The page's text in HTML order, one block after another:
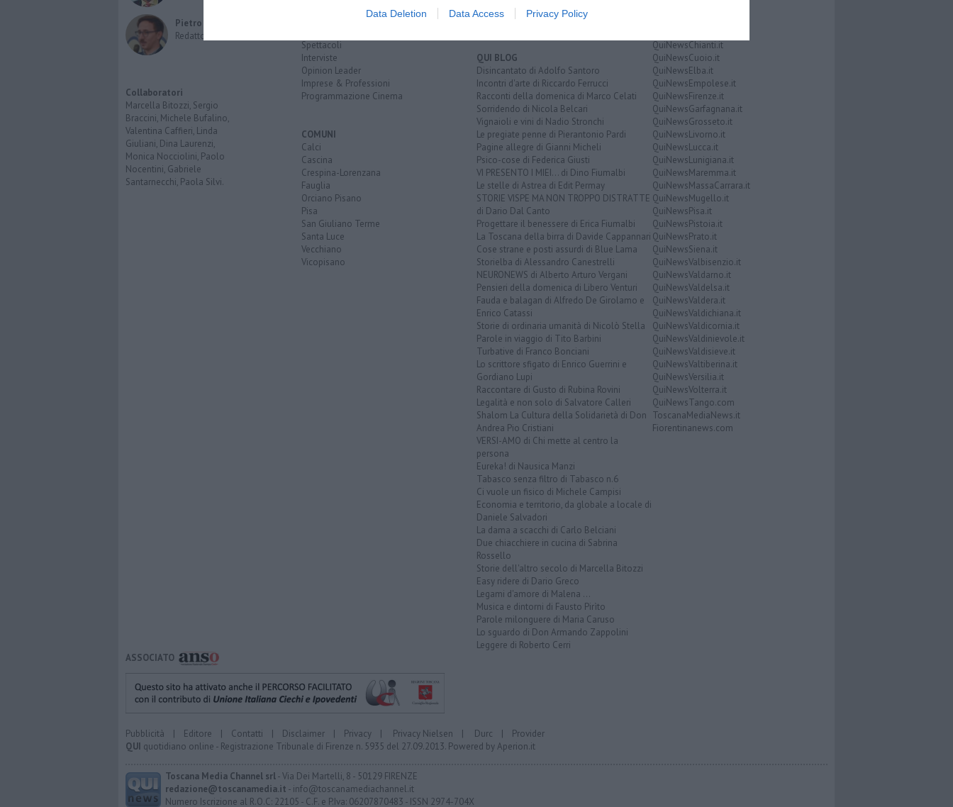
Data Deletion Data Access Privacy Policy
Pietro Mattonai
Redattore
Collaboratori
Marcella Bitozzi, Sergio
Braccini, Michele Bufalino,
Valentina Caffieri, Linda
Giuliani, Dina Laurenzi,
Monica Nocciolini, Paolo
Nocentini, Gabriele
Santarnecchi, Paola Silvi.
Spettacoli
Interviste
Opinion Leader
Imprese & Professioni
Programmazione Cinema
COMUNI
Calci
Cascina
Crespina-Lorenzana
Fauglia
Orciano Pisano
Pisa
San Giuliano Terme
Santa Luce
Vecchiano
Vicopisano
Archivio Notizie
Persone
QUI BLOG
Disincantato di Adolfo Santoro
Incontri d'arte di Riccardo Ferrucci
Racconti della domenica di Marco Celati
Sorridendo di Nicola Belcari
Vignaioli e vini di Nadio Stronchi
Le pregiate penne di Pierantonio Pardi
Pagine allegre di Gianni Micheli
Psico-cose di Federica Giusti
VI PRESENTO I MIEI... di Dino Fiumalbi
Le stelle di Astrea di Edit Permay
STORIE VISPE MA NON TROPPO DISTRATTE
di Dario Dal Canto
Progettare il benessere di Erica Fiumalbi
La Toscana della birra di Davide Cappannari
Cose strane e posti assurdi di Blue Lama
Storielba di Alessandro Canestrelli
NEURONEWS di Alberto Arturo Vergani
Pensieri della domenica di Libero Venturi
Fauda e balagan di Alfredo De Girolamo e
Enrico Catassi
Storie di ordinaria umanità di Nicolò Stella
Parole in viaggio di Tito Barbini
Turbative di Franco Bonciani
Lo scrittore sfigato di Enrico Guerrini e
Gordiano Lupi
Raccontare di Gusto di Rubina Rovini
Legalità e non solo di Salvatore Calleri
Shalom La Cultura della Solidarietà di Don
Andrea Pio Cristiani
VERSI-AMO di Chi mette al centro la
persona
Eureka! di Nausica Manzi
Tabasco senza filtro di Tabasco n.6
Ci vuole un fisico di Michele Campisi
Economia e territorio, da globale a locale di
Daniele Salvadori
La dama a scacchi di Carlo Belciani
Due chiacchiere in cucina di Sabrina
Rossello
Storie dell'altro secolo di Marcella Bitozzi
Easy ridere di Dario Greco
Legami d'amore di Malena ...
Musica e dintorni di Fausto Pirìto
Parole milonguere di Maria Caruso
Lo sguardo di Don Armando Zappolini
Leggere di Roberto Cerri
QuiNewsChianti.it
QuiNewsCuoio.it
QuiNewsElba.it
QuiNewsEmpolese.it
QuiNewsFirenze.it
QuiNewsGarfagnana.it
QuiNewsGrosseto.it
QuiNewsLivorno.it
QuiNewsLucca.it
QuiNewsLunigiana.it
QuiNewsMaremma.it
QuiNewsMassaCarrara.it
QuiNewsMugello.it
QuiNewsPisa.it
QuiNewsPistoia.it
QuiNewsPrato.it
QuiNewsSiena.it
QuiNewsValbisenzio.it
QuiNewsValdarno.it
QuiNewsValdelsa.it
QuiNewsValdera.it
QuiNewsValdichiana.it
QuiNewsValdicornia.it
QuiNewsValdinievole.it
QuiNewsValdisieve.it
QuiNewsValtiberina.it
QuiNewsVersilia.it
QuiNewsVolterra.it
QuiNewsTango.com
ToscanaMediaNews.it
Fiorentinanews.com
ASSOCIATO
Pubblicità | Editore | Contatti | Disclaimer | Privacy | Privacy Nielsen | Durc | Provider
QUI quotidiano online - Registrazione Tribunale di Firenze n. 5935 del 27.09.2013. Powered byAperion.it
Toscana Media Channel srl- Via Dei Martelli, 8 - 50129 FIRENZE
redazione@toscanamedia.it - info@toscanamediachannel.it
Numero Iscrizione al R.O.C: 22105 - C.F. e P.Iva: 06207870483 - ISSN 2974-704X